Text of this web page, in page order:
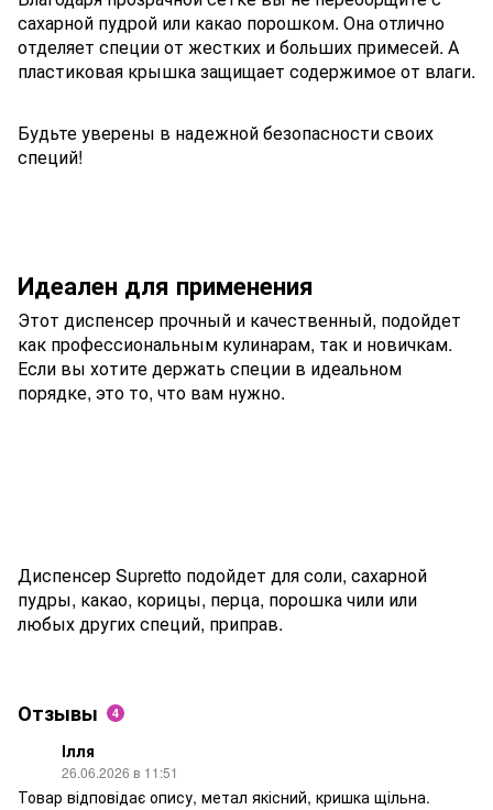
сахарной пудрой или какао порошком. Она отлично
отделяет специи от жестких и больших примесей. А
пластиковая крышка защищает содержимое от влаги.
Будьте уверены в надежной безопасности своих
специй!
Идеален для применения
Этот диспенсер прочный и качественный, подойдет
как профессиональным кулинарам, так и новичкам.
Если вы хотите держать специи в идеальном
порядке, это то, что вам нужно.
Диспенсер Supretto подойдет для соли, сахарной
пудры, какао, корицы, перца, порошка чили или
любых других специй, приправ.
Отзывы 4
Ілля
26.06.2026 в 11:51
Товар відповідає опису, метал якісний, кришка щільна.